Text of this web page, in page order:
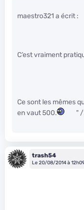
maestro321 a écrit :
C’est vraiment
Ce sont les mêmes
en vaut 500.
"
trash54
Le 20/08/2014 à